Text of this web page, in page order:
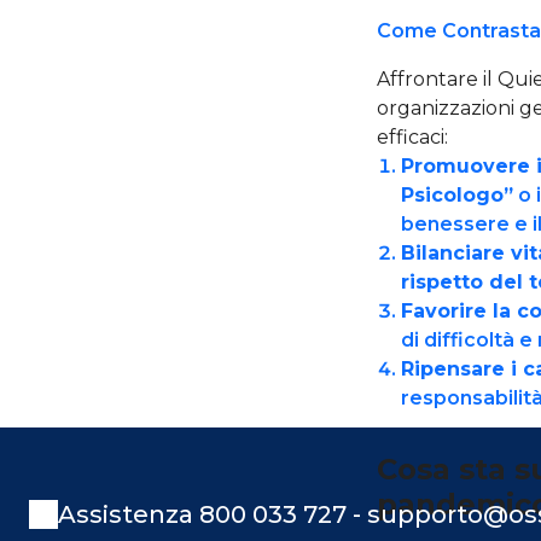
Come
Affrontare il
organizzazioni
efficaci:
Promuovere
Psicologo” o
benessere e
Bilanciare
rispetto del
Favorire la
di difficoltà e
Ripensare i
Cosa sta
Assistenza 800 033 727 -